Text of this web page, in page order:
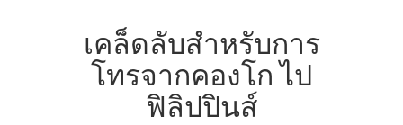
เคล็ดลับสำหรับการ
โทรจากคองโก ไป
ฟิลิปปินส์